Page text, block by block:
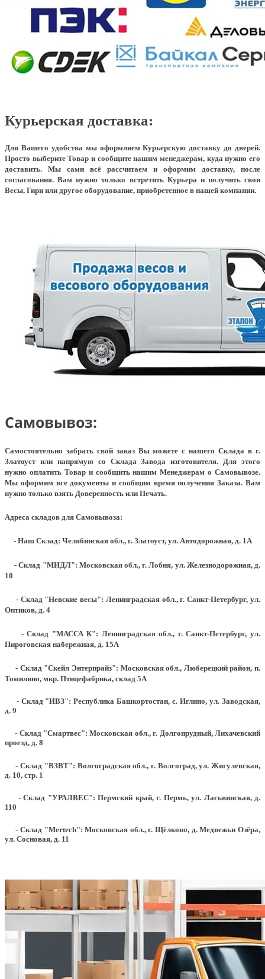
Курьерская доставка:
Для Вашего удобства мы оформляем Курьерскую доставку до дверей.
Просто выберите Товар и сообщите нашим менеджерам, куда нужно его
доставить. Мы сами всё рассчитаем и оформим доставку, после
согласования. Вам нужно только встретить Курьера и получить свои
Весы, Гири или другое оборудование, приобретенное в нашей компании.
Самовывоз:
Самостоятельно забрать свой заказ Вы можете с нашего Склада в г.
Златоуст или напрямую со Склада Завода изготовителя. Для этого
нужно оплатить Товар и сообщить нашим Менеджерам о Самовывозе.
Мы оформим все документы и сообщим время получения Заказа. Вам
нужно только взять Доверенность или Печать.
Адреса складов для Самовывоза:
- Наш Склад: Челябинская обл., г. Златоуст, ул. Автодорожная, д. 1А
- Склад "МИДЛ": Московская обл., г. Лобня, ул. Железнодорожная, д.
10
- Склад "Невские весы": Ленинградская обл., г. Санкт-Петербург, ул.
Оптиков, д. 4
- Склад "МАССА К": Ленинградская обл., г. Санкт-Петербург, ул.
Пироговская набережная, д. 15А
- Склад "Скейл Энтерпрайз": Московская обл., Люберецкий район, п.
Томилино, мкр. Птицефабрика, склад 5А
- Склад "ИВЗ": Республика Башкортостан, с. Иглино, ул. Заводская,
д. 9
- Склад "Смартвес":Московская обл., г. Долгопрудный, Лихачевский
проезд, д. 8
- Склад "ВЗВТ": Волгоградская обл., г. Волгоград, ул. Жигулевская,
д. 10, стр. 1
- Склад "УРАЛВЕС": Пермский край, г. Пермь, ул. Ласьвинская, д.
110
- Склад "Mertech": Московская обл., г. Щёлково, д. Медвежьи Озёра,
ул. Сосновая, д. 11